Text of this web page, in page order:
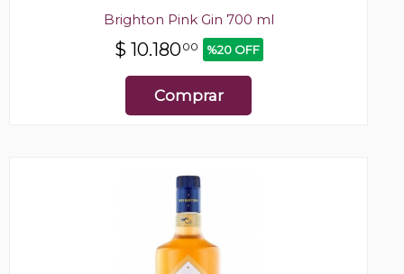
Brighton Pink Gin 700 ml
$ 10.18000 %20 OFF
Comprar